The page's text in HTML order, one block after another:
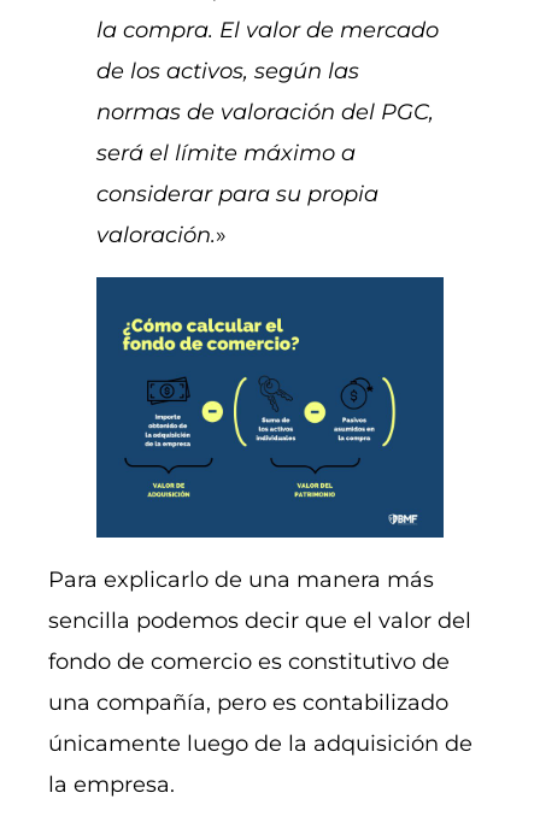
la compra. El valor de mercado
de los activos, según las
normas de valoración del PGC,
será el límite máximo a
considerar para su propia
valoración.»
Para explicarlo de una manera más
sencilla podemos decir que el valor del
fondo de comercio es constitutivo de
una compañía, pero es contabilizado
únicamente luego de la adquisición de
la empresa.